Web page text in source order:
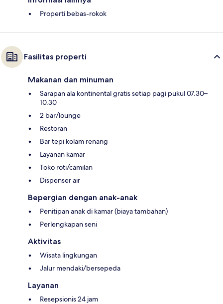
Properti bebas-rokok
Fasilitas properti
Makanan dan minuman
Sarapan ala kontinental gratis setiap pagi pukul 07.30–
10.30
2 bar/lounge
Restoran
Bar tepi kolam renang
Layanan kamar
Toko roti/camilan
Dispenser air
Bepergian dengan anak-anak
Penitipan anak di kamar (biaya tambahan)
Perlengkapan seni
Aktivitas
Wisata lingkungan
Jalur mendaki/bersepeda
Layanan
Resepsionis 24 jam